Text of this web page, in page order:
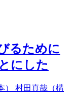
るために
にした
） 村田真哉（構